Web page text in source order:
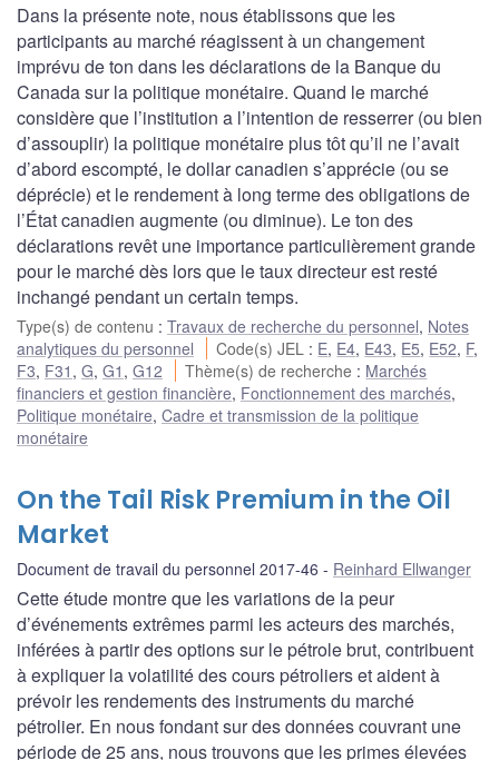
Dans la présente note, nous établissons que les
participants au marché réagissent à un changement
imprévu de ton dans les déclarations de la Banque du
Canada sur la politique monétaire. Quand le marché
considère que l’institution a l’intention de resserrer (ou bien
d’assouplir) la politique monétaire plus tôt qu’il ne l’avait
d’abord escompté, le dollar canadien s’apprécie (ou se
déprécie) et le rendement à long terme des obligations de
l’État canadien augmente (ou diminue). Le ton des
déclarations revêt une importance particulièrement grande
pour le marché dès lors que le taux directeur est resté
inchangé pendant un certain temps.
Type(s) de contenu : Travaux de recherche du personnel, Notes
analytiques du personnel
Code(s) JEL : E, E4, E43, E5, E52, F,
F3, F31 , G, G1 , G12 Thème(s) de recherche : Marchés
financiers et gestion financière, Fonctionnement des marchés,
Politique monétaire, Cadre et transmission de la politique
monétaire
On the Tail Risk Premium in the Oil
Market
Document de travail du personnel 2017-46 Reinhard Ellwanger
Cette étude montre que les variations de la peur
d’événements extrêmes parmi les acteurs des marchés,
inférées à partir des options sur le pétrole brut, contribuent
à expliquer la volatilité des cours pétroliers et aident à
prévoir les rendements des instruments du marché
pétrolier. En nous fondant sur des données couvrant une
période de 25 ans, nous trouvons que les primes élevées